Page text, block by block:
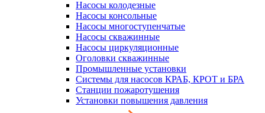
Насосы колодезные
Насосы консольные
Насосы многоступенчатые
Насосы скважинные
Насосы циркуляционные
Оголовки скважинные
Промышленные установки
Системы для насосов КРАБ, КРОТ и БРА
Станции пожаротушения
Установки повышения давления